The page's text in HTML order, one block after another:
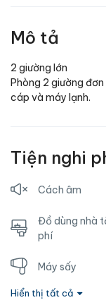
Mô tả
2 giường lớn
Phòng 2 giường
cáp và máy lạnh.
Tiện nghi
Cách âm
Đồ dùng nhà
phí
Máy sấy
Hiển thị tất cả